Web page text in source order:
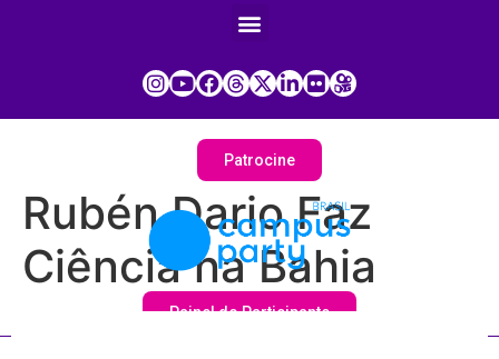
Patrocine
Painel do Participante
Rubén Dario Faz
Ciência na Bahia